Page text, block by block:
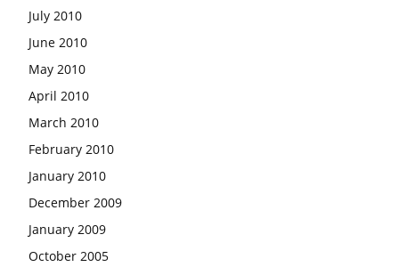
July 2010
June 2010
May 2010
April 2010
March 2010
February 2010
January 2010
December 2009
January 2009
October 2005